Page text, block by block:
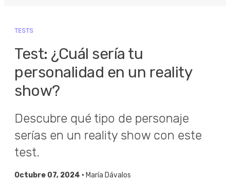
TESTS
Test: ¿Cuál sería tu
personalidad en un reality
show?
Descubre qué tipo de personaje
serías en un reality show con este
test.
Octubre 07, 2024 • María Dávalos